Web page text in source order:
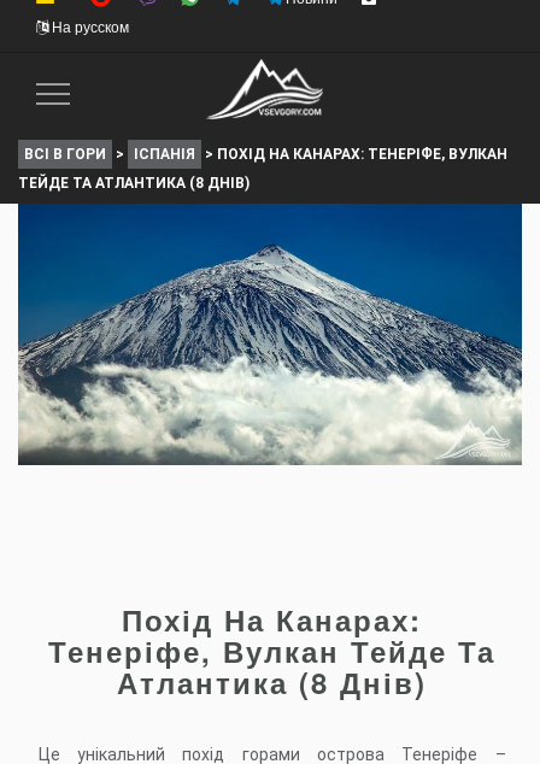
На русском
Toggle
ВСІ В ГОРИ > ІСПАНІЯ > ПОХІД НА КАНАРАХ: ТЕНЕРІФЕ, ВУЛКАН
ТЕЙДЕ ТА АТЛАНТИКА (8 ДНІВ)
Похід На Канарах:
Тенеріфе, Вулкан Тейде Та
Атлантика (8 Днів)
Це унікальний похід горами острова Тенеріфе –